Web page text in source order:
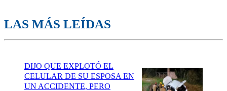
LAS MÁS LEÍDAS
DIJO QUE EXPLOTÓ EL
CELULAR DE SU ESPOSA EN
UN ACCIDENTE, PERO